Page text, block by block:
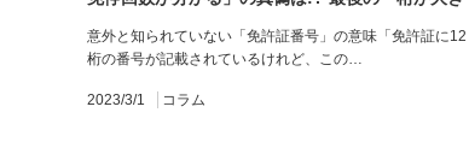
意外と知られていない「免許証番号」の意味「免許証に12
桁の番号が記載されているけれど、この…
2023/3/1 コラム